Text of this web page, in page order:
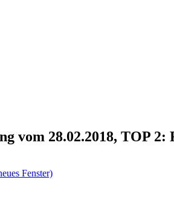
vom 28.02.2018, TOP
Fenster)